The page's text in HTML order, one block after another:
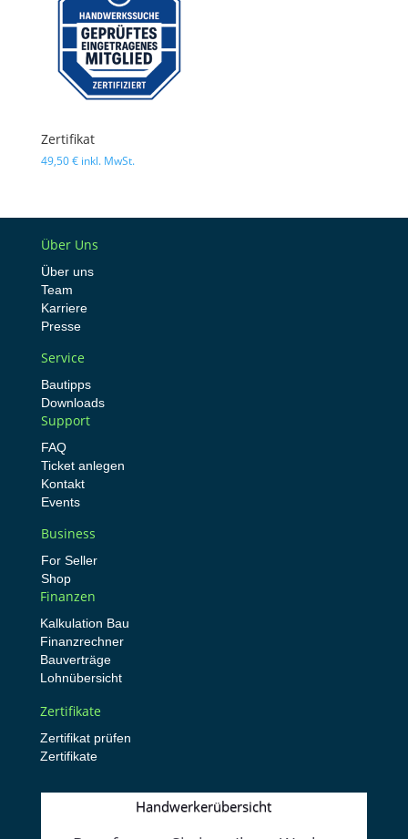
Zertifikat
49,50€ inkl. MwSt.
Über Uns
Über uns
Team
Karriere
Presse
Service
Bautipps
Downloads
Support
FAQ
Ticket anlegen
Kontakt
Events
Business
For Seller
Shop
Finanzen
Kalkulation Bau
Finanzrechner
Bauverträge
Lohnübersicht
Zertifikate
Zertifikat prüfen
Zertifikate
Handwerkerübersicht